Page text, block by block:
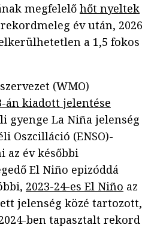
megfelelő hőt nyeltek
év után, 2026
a 1,5 fokos
(WMO)
án kiadott jelentése
gyenge La Niña jelenség
Oszcilláció (ENSO)-
az év későbbi
El Niño epizóddá
2023-24-es El Niño az
jelenség közé tartozott,
ben tapasztalt rekord